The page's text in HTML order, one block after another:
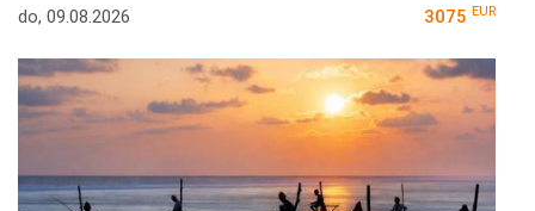
do, 09.08.2026 3075 EUR